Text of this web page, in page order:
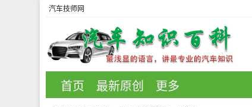
汽车技师网
首页 最新原创 更多